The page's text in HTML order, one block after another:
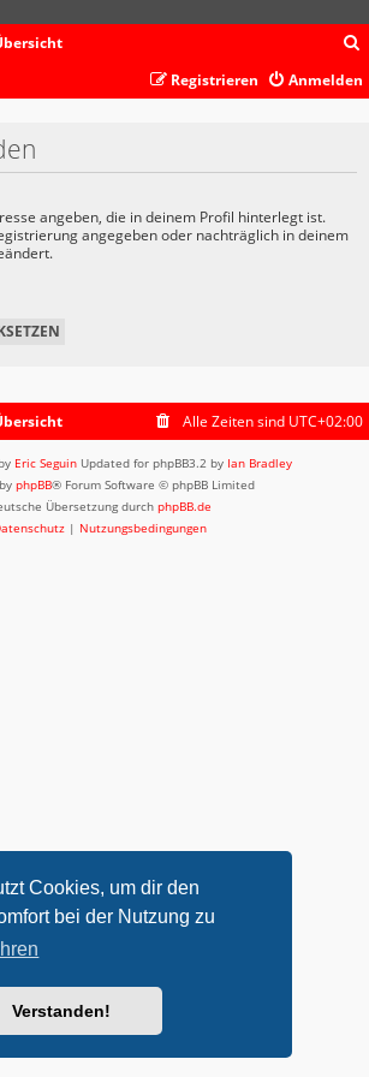
Cookies, um dir den
bei der Nutzung zu
Verstanden!
c
Anmelden
Registrieren
angeben, die in deinem Profil hinterlegt ist.
angegeben oder nachträglich in deinem
Alle Zeiten sind UTC+02:00
Eric Seguin Updated for phpBB3.2 by Ian Bradley
phpBB® Forum Software © phpBB Limited
Übersetzung durch phpBB.de
| Nutzungsbedingungen